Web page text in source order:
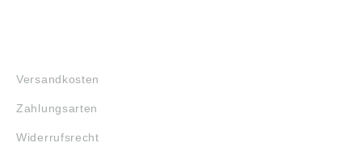
Versandkosten
Zahlungsarten
Widerrufsrecht